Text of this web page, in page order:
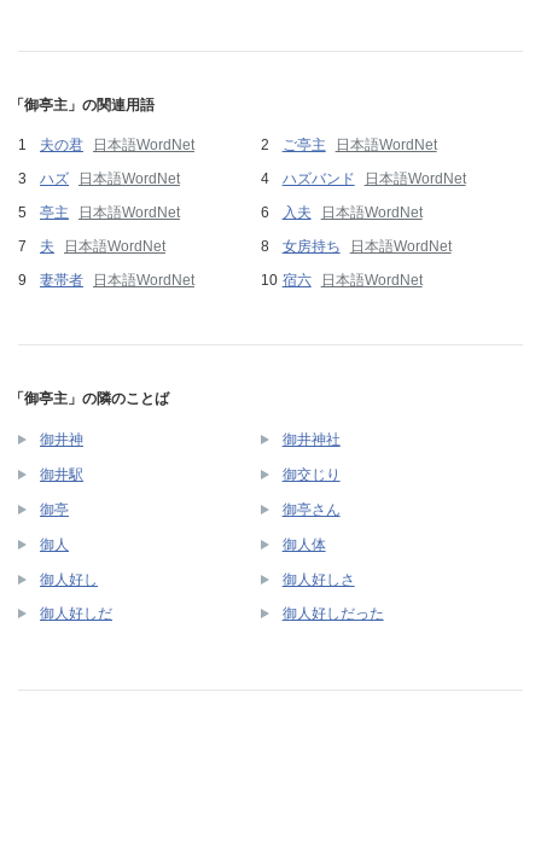
「御亭主」の関連用語
夫の君 日本語WordNet ご亭主
日本語WordNet
ハズ
日本語WordNet ハズバンド
日本語WordNet
亭主
日本語WordNet 入夫
日本語WordNet
夫
日本語WordNet 女房持ち
日本語WordNet
妻帯者
日本語WordNet 宿六 日本語WordNet
「御亭主」の隣のことば
御井神 御井神社
御井駅 御交じり
御亭 御亭さん
御人 御人体
御人好し 御人好しさ
御人好しだ 御人好しだった